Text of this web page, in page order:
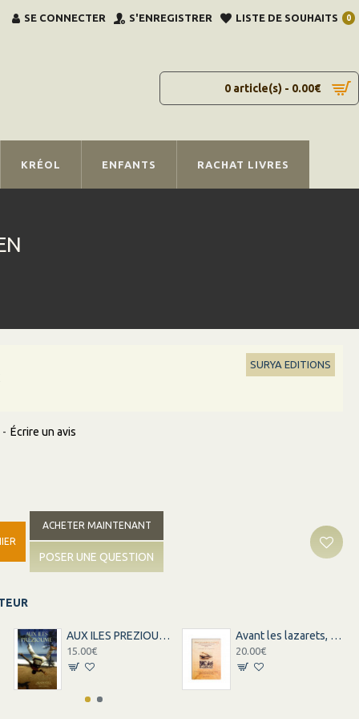
SE CONNECTER S'ENREGISTRER LISTE DE SOUHAITS 0
0 article(s) - 0.00€
KRÉOL ENFANTS RACHAT LIVRES
SURYA EDITIONS
- Écrire un avis
ACHETER MAINTENANT
POSER UNE QUESTION
AUX ILES PREZIOUME
15.00€
Avant les lazarets, le voyage
20.00€